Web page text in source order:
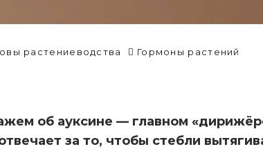
растениеводства Гормоны растений
об ауксине — главном
за то, чтобы стебли